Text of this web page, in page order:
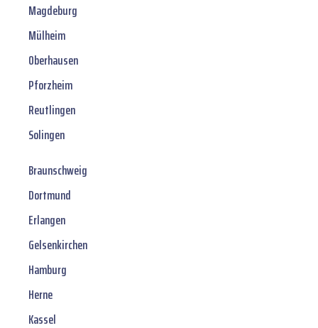
Magdeburg
Mülheim
Oberhausen
Pforzheim
Reutlingen
Solingen
Braunschweig
Dortmund
Erlangen
Gelsenkirchen
Hamburg
Herne
Kassel